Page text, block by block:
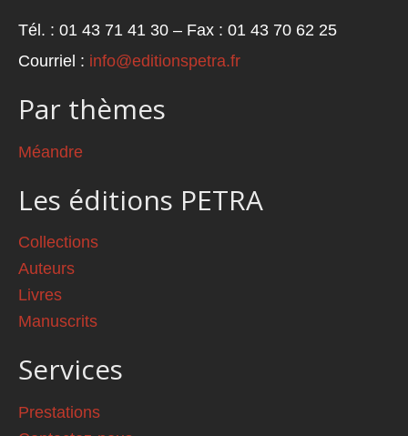
Tél. : 01 43 71 41 30 – Fax : 01 43 70 62 25
Courriel : info@editionspetra.fr
Par thèmes
Méandre
Les éditions PETRA
Collections
Auteurs
Livres
Manuscrits
Services
Prestations